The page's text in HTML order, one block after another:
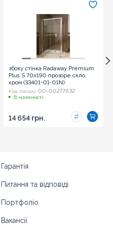
збоку стінка Radaway Premium
Plus S 70x190 прозоре скло,
хром (33401-01-01N)
Код товару: 00-00277632
В наявності
14 654 грн.
Гарантія
Питання та відповіді
Портфоліо
Вакансії